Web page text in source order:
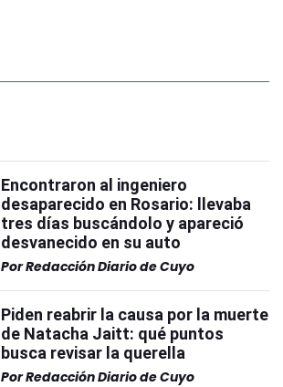
Encontraron al ingeniero
desaparecido en Rosario: llevaba
tres días buscándolo y apareció
desvanecido en su auto
PorRedacción Diario de Cuyo
Piden reabrir la causa por la muerte
de Natacha Jaitt: qué puntos
busca revisar la querella
PorRedacción Diario de Cuyo